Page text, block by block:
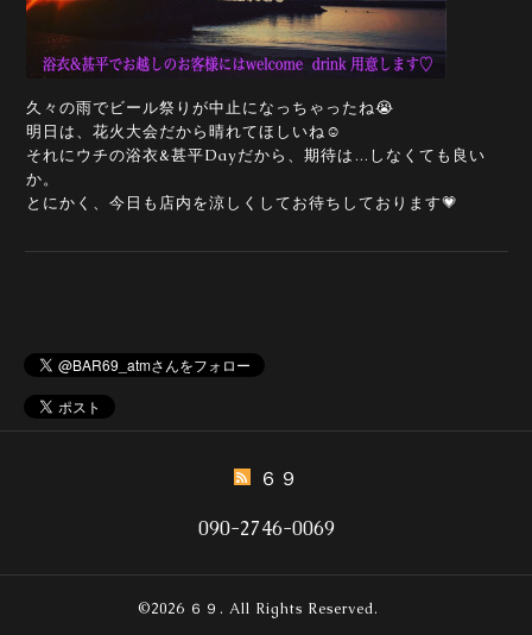
久々の雨でビール祭りが中止になっちゃったね😭
明日は、花火大会だから晴れてほしいね☺️
それにウチの浴衣&甚平Dayだから、期待は…しなくても良い
か。
とにかく、今日も店内を涼しくしてお待ちしております💗
６９
090-2746-0069
©2026 ６９ . All Rights Reserved.